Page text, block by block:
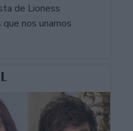
de Lioness
nos unamos